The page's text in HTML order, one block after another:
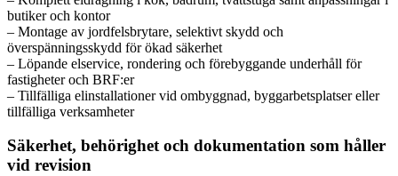
butiker och kontor
– Montage av jordfelsbrytare, selektivt skydd och
överspänningsskydd för ökad säkerhet
– Löpande elservice, rondering och förebyggande underhåll för
fastigheter och BRF:er
– Tillfälliga elinstallationer vid ombyggnad, byggarbetsplatser eller
tillfälliga verksamheter
Säkerhet, behörighet och dokumentation som håller
vid revision